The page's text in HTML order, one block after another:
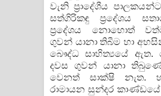
වැනි ප්‍රාදේශීය
සත්ගිරිකඳු ප්‍රදේශය
ප්‍රදේශය නොහොත්
ගුවන් යානා තිබීම හා
බෞද්ධ සාහිත්‍යයේ ඇත.
දවස ගුවන් යානා
වෙනත් සාක්ෂි නැත.
රාමායන සුන්දර